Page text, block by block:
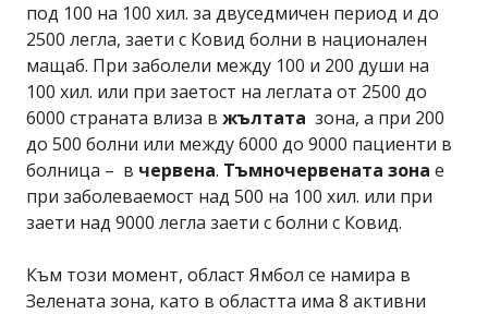
под 100 на 100 хил. за двуседмичен период и до
2500 легла, заети с Ковид болни в национален
мащаб. При заболели между 100 и 200 души на
100 хил. или при заетост на леглата от 2500 до
6000 страната влиза в жълтата зона, а при 200
до 500 болни или между 6000 до 9000 пациенти в
болница – в червена. Тъмночервената зона е
при заболеваемост над 500 на 100 хил. или при
заети над 9000 легла заети с болни с Ковид.
Към този момент, област Ямбол се намира в
Зелената зона, като в областта има 8 активни